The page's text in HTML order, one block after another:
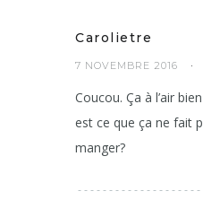
Carolietre
7 NOVEMBRE 2016
Coucou. Ça à l’air
est ce que ça ne fait
manger?